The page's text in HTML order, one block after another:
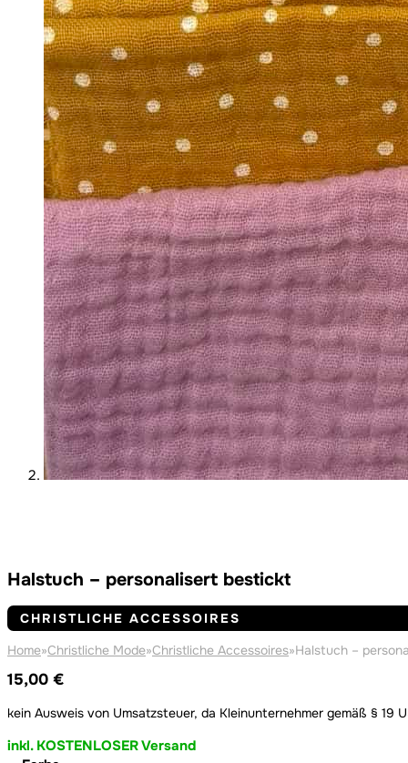
Halstuch – personalisert bestickt
CHRISTLICHE ACCESSOIRES
Home»Christliche Mode»Christliche Accessoires»Halstuch –
15,00 €
kein Ausweis von Umsatzsteuer, da Kleinunternehmer gemäß § 19
inkl. KOSTENLOSER Versand